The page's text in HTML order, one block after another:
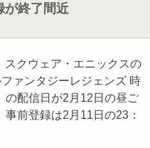
が終了間近
クウェア・エニックスの
ァンタジーレジェンズ 時
の配信日が2月12日の昼ご
前登録は2月11日の23：